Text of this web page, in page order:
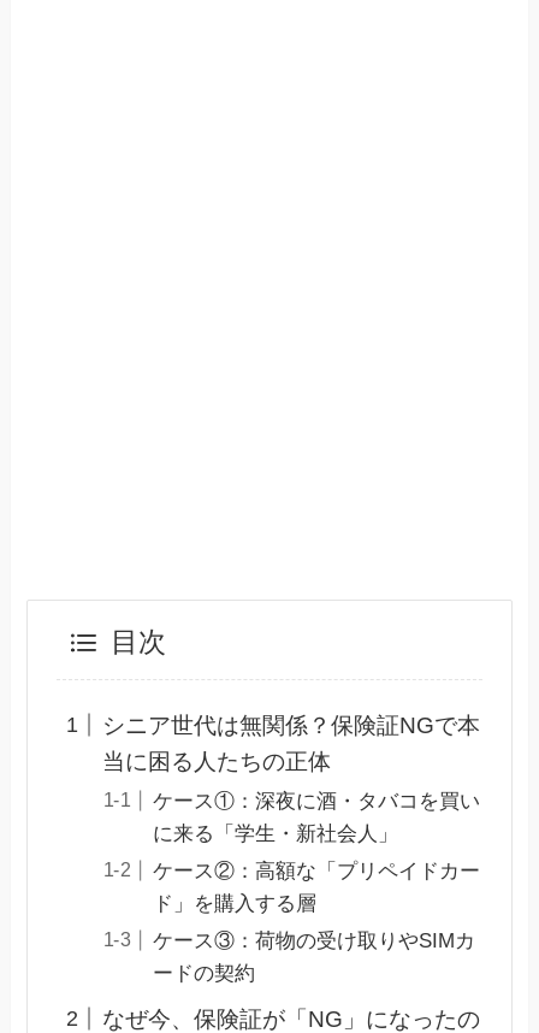
目次
シニア世代は無関係？保険証NGで本
当に困る人たちの正体
ケース①：深夜に酒・タバコを買い
に来る「学生・新社会人」
ケース②：高額な「プリペイドカー
ド」を購入する層
ケース③：荷物の受け取りやSIMカ
ードの契約
なぜ今、保険証が「NG」になったの